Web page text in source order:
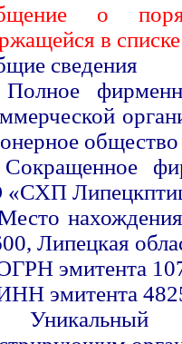
о
в
сведения
Липецкая
эмитента
эмитента
Уникальный